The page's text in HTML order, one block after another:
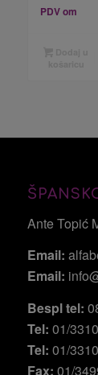
PDV om
Ante Topić
Email:
Email:
Bespl tel:
Tel: 01/
Tel: 01/
Fax: 01/